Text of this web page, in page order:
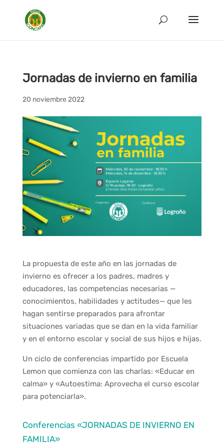
Jornadas de invierno en familia
20 noviembre 2022
La propuesta de este año en las jornadas de
invierno es ofrecer a los padres, madres y
educadores, las competencias necesarias —
conocimientos, habilidades y actitudes— que les
hagan sentirse preparados para afrontar
situaciones variadas que se dan en la vida familiar
y en el entorno escolar y social de sus hijos e hijas.
Un ciclo de conferencias impartido por Escuela
Lemon que comienza con las charlas: «Educar en
calma» y «Autoestima: Aprovecha el curso escolar
para potenciarla».
Conferencias «JORNADAS DE INVIERNO EN
FAMILIA»